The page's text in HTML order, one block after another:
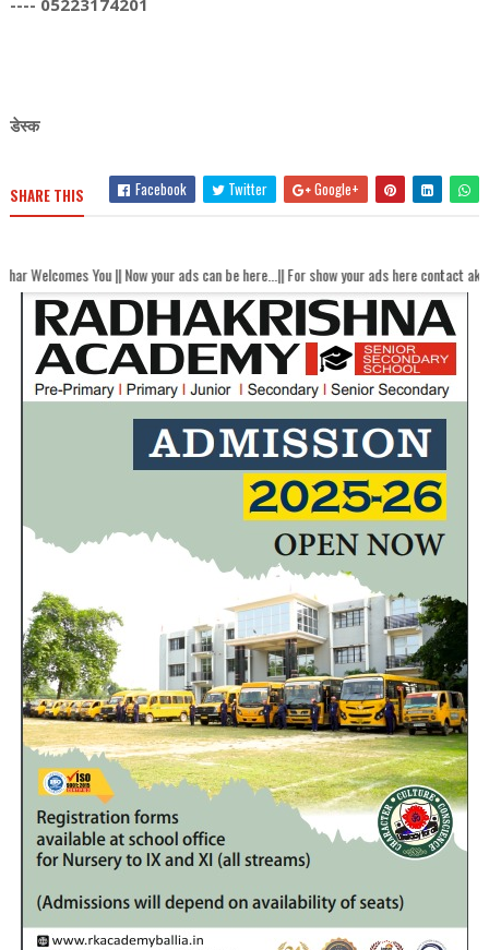
---- 05223174201
डेस्क
SHARE THIS Facebook Twitter Google+
your ads can be here...|| For show your ads here contact